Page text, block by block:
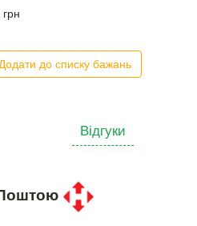
Додати до списку бажань
Відгуки